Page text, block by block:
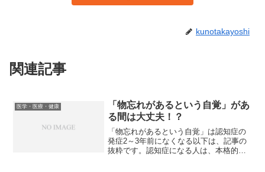
kunotakayoshi
関連記事
医学・医療・健康
「物忘れがあるという自覚」があ
る間は大丈夫！？
「物忘れがあるという自覚」は認知症の
発症2～3年前になくなる以下は、記事の
抜粋です。認知症になる人は、本格的な